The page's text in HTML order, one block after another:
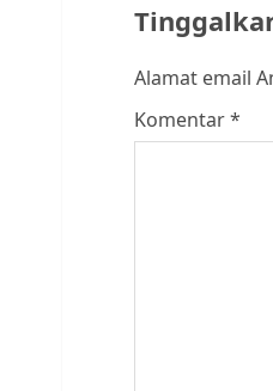
Alamat email
Komentar*